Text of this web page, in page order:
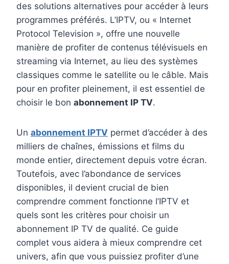
des solutions alternatives pour accéder à leurs
programmes préférés. L’IPTV, ou « Internet
Protocol Television », offre une nouvelle
manière de profiter de contenus télévisuels en
streaming via Internet, au lieu des systèmes
classiques comme le satellite ou le câble. Mais
pour en profiter pleinement, il est essentiel de
choisir le bon abonnement IP TV.
Un abonnement IPTV permet d’accéder à des
milliers de chaînes, émissions et films du
monde entier, directement depuis votre écran.
Toutefois, avec l’abondance de services
disponibles, il devient crucial de bien
comprendre comment fonctionne l’IPTV et
quels sont les critères pour choisir un
abonnement IP TV de qualité. Ce guide
complet vous aidera à mieux comprendre cet
univers, afin que vous puissiez profiter d’une